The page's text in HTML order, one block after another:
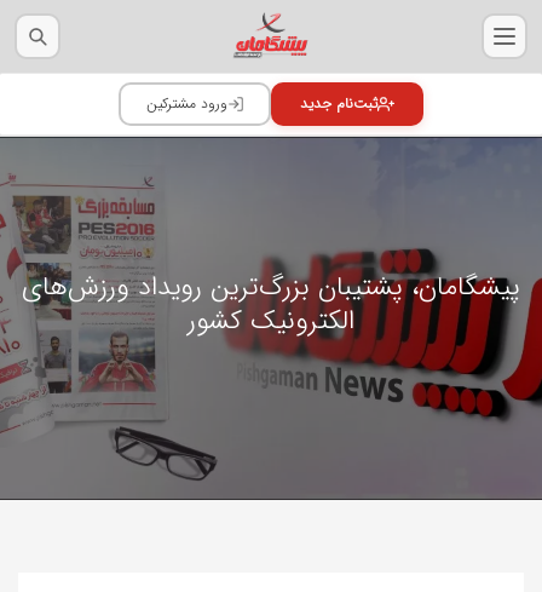
پیشگامان، پشتیبان بزرگ‌ترین رویداد ورزش‌های
الکترونیک کشور